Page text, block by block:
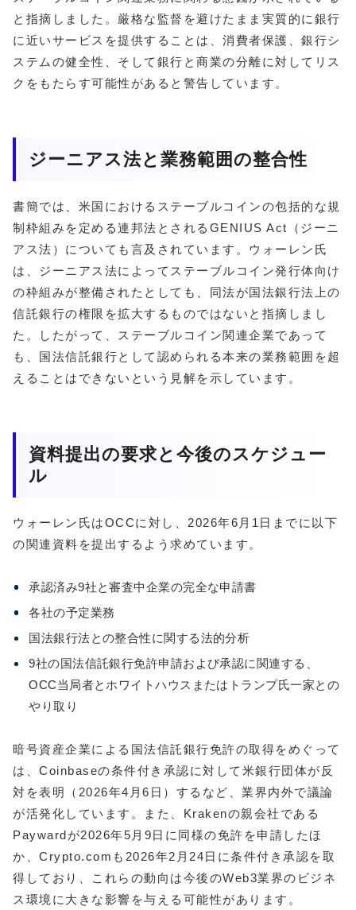
と指摘しました。厳格な監督を避けたまま実質的に銀行
に近いサービスを提供することは、消費者保護、銀行シ
ステムの健全性、そして銀行と商業の分離に対してリス
クをもたらす可能性があると警告しています。
ジーニアス法と業務範囲の整合性
書簡では、米国におけるステーブルコインの包括的な規
制枠組みを定める連邦法とされるGENIUS Act（ジーニ
アス法）についても言及されています。ウォーレン氏
は、ジーニアス法によってステーブルコイン発行体向け
の枠組みが整備されたとしても、同法が国法銀行法上の
信託銀行の権限を拡大するものではないと指摘しまし
た。したがって、ステーブルコイン関連企業であって
も、国法信託銀行として認められる本来の業務範囲を超
えることはできないという見解を示しています。
資料提出の要求と今後のスケジュー
ル
ウォーレン氏はOCCに対し、2026年6月1日までに以下
の関連資料を提出するよう求めています。
承認済み9社と審査中企業の完全な申請書
各社の予定業務
国法銀行法との整合性に関する法的分析
9社の国法信託銀行免許申請および承認に関連する、
OCC当局者とホワイトハウスまたはトランプ氏一家との
やり取り
暗号資産企業による国法信託銀行免許の取得をめぐって
は、Coinbaseの条件付き承認に対して米銀行団体が反
対を表明（2026年4月6日）するなど、業界内外で議論
が活発化しています。また、Krakenの親会社である
Paywardが2026年5月9日に同様の免許を申請したほ
か、Crypto.comも2026年2月24日に条件付き承認を取
得しており、これらの動向は今後のWeb3業界のビジネ
ス環境に大きな影響を与える可能性があります。